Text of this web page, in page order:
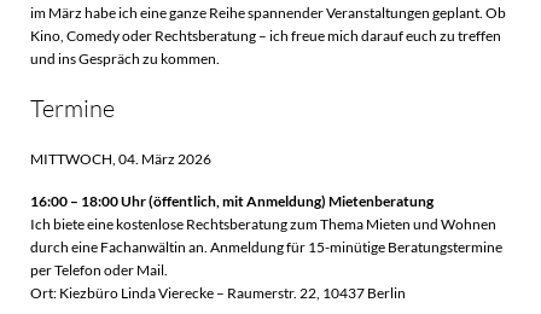
im März habe ich eine ganze Reihe spannender Veranstaltungen geplant. Ob
Kino, Comedy oder Rechtsberatung – ich freue mich darauf euch zu treffen
und ins Gespräch zu kommen.
Termine
MITTWOCH, 04. März 2026
16:00 – 18:00 Uhr (öffentlich, mit Anmeldung) Mietenberatung
Ich biete eine kostenlose Rechtsberatung zum Thema Mieten und Wohnen
durch eine Fachanwältin an. Anmeldung für 15-minütige Beratungstermine
per Telefon oder Mail.
Ort: Kiezbüro Linda Vierecke – Raumerstr. 22, 10437 Berlin